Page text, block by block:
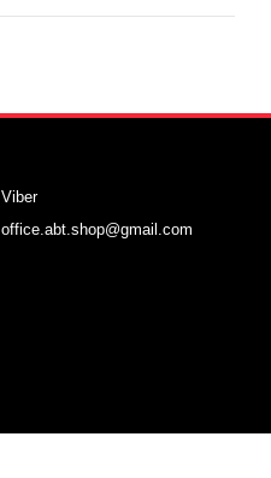
Viber
office.abt.shop@gmail.com